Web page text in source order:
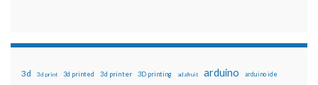
3d 3d print 3d printed 3d printer 3D printing adafruit arduino arduino ide